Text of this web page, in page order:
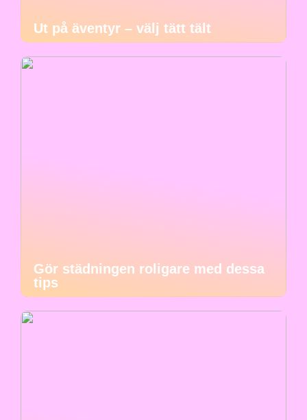
Ut på äventyr – välj tätt tält
Gör städningen roligare med dessa
tips